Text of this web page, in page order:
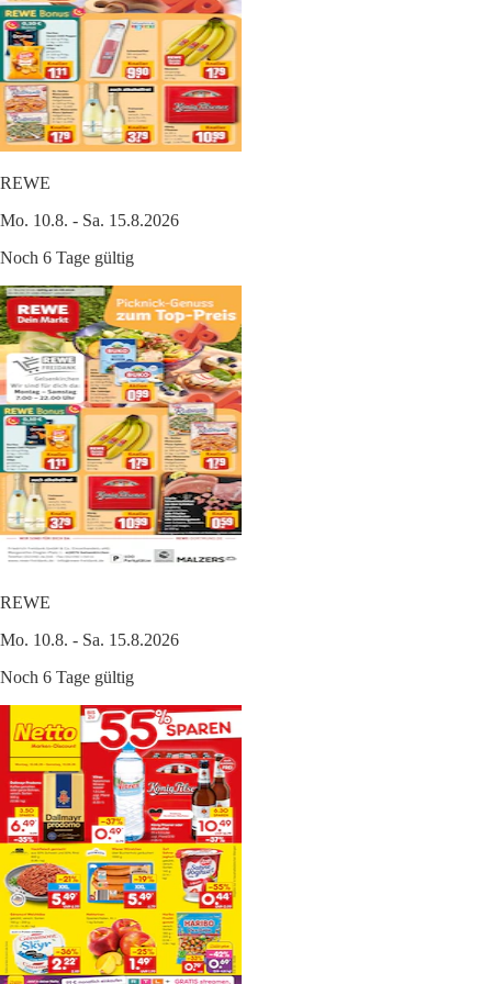
REWE
Mo. 10.8. - Sa. 15.8.2026
Noch 6 Tage gültig
REWE
Mo. 10.8. - Sa. 15.8.2026
Noch 6 Tage gültig